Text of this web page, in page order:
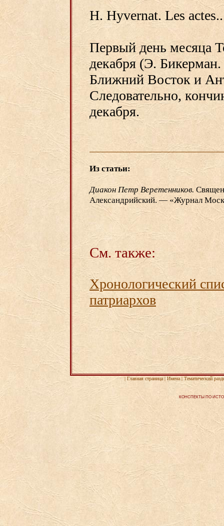
Н. Hyvernat. Les
Первый день месяца
декабря (Э.
Ближний Восток и
Следовательно,
декабря.
Из статьи:
Диакон Петр Веретенников.
Александрийский. — «Журнал
См. также:
Хронологический
патриархов
| Главная страница| Имена| Тематический
КОНСПЕКТЫ ПО